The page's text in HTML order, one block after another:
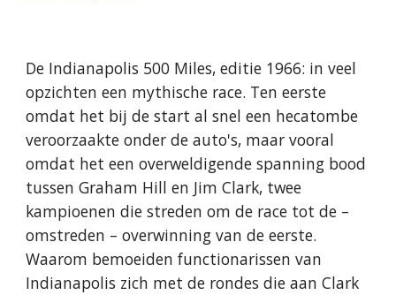
De Indianapolis 500 Miles, editie 1966: in veel
opzichten een mythische race. Ten eerste
omdat het bij de start al snel een hecatombe
veroorzaakte onder de auto's, maar vooral
omdat het een overweldigende spanning bood
tussen Graham Hill en Jim Clark, twee
kampioenen die streden om de race tot de –
omstreden – overwinning van de eerste.
Waarom bemoeiden functionarissen van
Indianapolis zich met de rondes die aan Clark